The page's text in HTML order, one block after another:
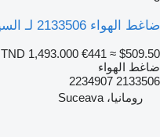
ضاغط الهواء 2133506 لـ السيارات القاطرة DAF XF
TND 1,493.000 €441 ≈ $509.50
ضاغط الهواء
2133506 2234907
رومانيا، Suceava